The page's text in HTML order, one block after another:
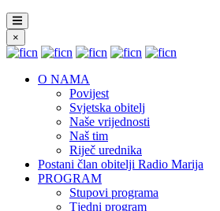
×
O NAMA
Povijest
Svjetska obitelj
Naše vrijednosti
Naš tim
Riječ urednika
Postani član obitelji Radio Marija
PROGRAM
Stupovi programa
Tjedni program